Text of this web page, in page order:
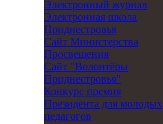
Электронный журнал
Электронная школа
Приднестровья
Сайт Министерства
Просвещения
Сайт "Волонтёры
Приднестровья"
Конкурс премия
Президента для молодых
педагогов